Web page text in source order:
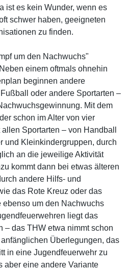
ist es kein Wunder, wenn es
schwer haben, geeigneten
zu finden.
um den Nachwuchs"
einem oftmals ohnehin
beginnen andere
oder andere Sportarten –
Mit dem
schon im Alter von vier
Sportarten – von Handball
und Kleinkindergruppen, durch
an die jeweilige Aktivität
kommt dann bei etwas älteren
andere Hilfs- und
das Rote Kreuz oder das
um den Nachwuchs
liegt das
– das THW etwa nimmt schon
Überlegungen, das
in eine Jugendfeuerwehr zu
aber eine andere Variante